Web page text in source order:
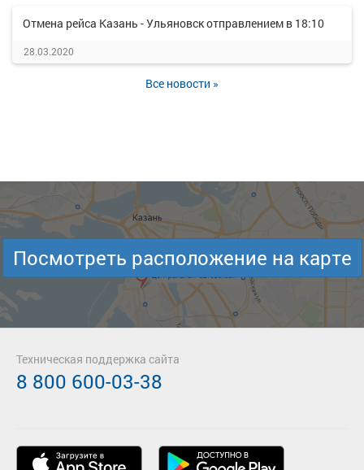
Отмена рейса Казань - Ульяновск отправлением в 18:10
28.03.2020
Все новости »
Посмотреть расположение на карте
Техническая поддержка сайта
8 800 600-03-38